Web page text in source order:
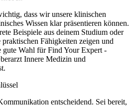
dass wir unsere klinischen
Wissen klar präsentieren können.
Beispiele aus deinem Studium oder
Fähigkeiten zeigen und
gute Wahl für Find Your Expert -
Innere Medizin und
entscheidend. Sei bereit,